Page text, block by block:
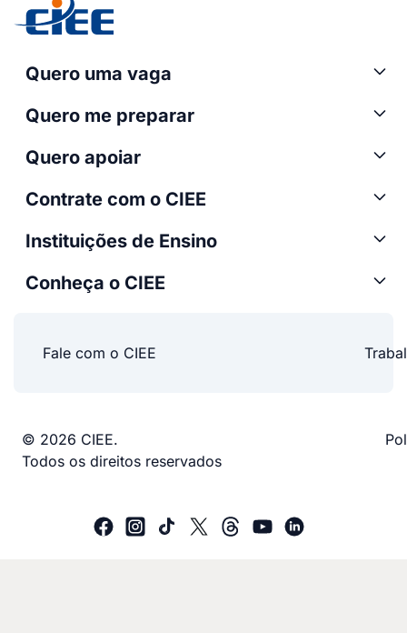
Quero uma vaga
Quero me preparar
Quero apoiar
Contrate com o CIEE
Instituições de Ensino
Conheça o CIEE
Fale com o CIEE
© 2026 CIEE.
Todos os direitos reservados